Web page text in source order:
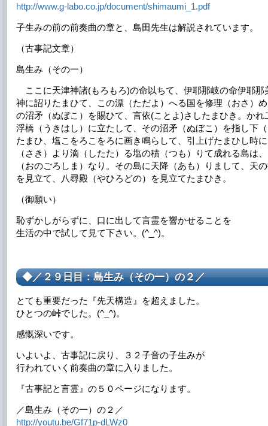
http://www.g-labo.co.jp/document/shimaumi_1.pdf
子生みの前の前奏曲の章と、島田先生は解説されています。
（古事記文章）
島生み（その一）
ここに天津神諸(もろもろ)の命以ちて、伊耶那岐の命伊耶那
神に詔りたまひて、この漂（ただよ）へる国を修理（おさ）
の沼矛（ぬぼこ）を賜ひて、言依(ことよ)さしたまひき。かれ
浮橋（うきはし）に立たして、その沼矛（ぬぼこ）を指し下
たまひ、塩こをろこをろに画き鳴らして、引上げたまひし時
（さき）より滴（したた）る塩の積（つも）りて成れる島は
（おのごろしま）なり。その島に天降（あも）りまして、天
を見立て、八尋殿（やひろどの）を見立てたまひき。
（御願い）
恥ずかしがらずに、口に出して言霊を響かせることを
生活の中で試して見て下さい。(^_^)。
◆／２９日目：島生み（その一）の２／
とても重要だった『先天構造』を超えました。
ひとつの峠でした。(^_^)。
感慨深いです。
いよいよ、古事記に戻り、３２子音の子生みが
行われていく前奏曲の章に入りました。
『古事記と言霊』の５０ページになります。
／島生み（その一）の２／
http://youtu.be/Gf71p-dLWz0